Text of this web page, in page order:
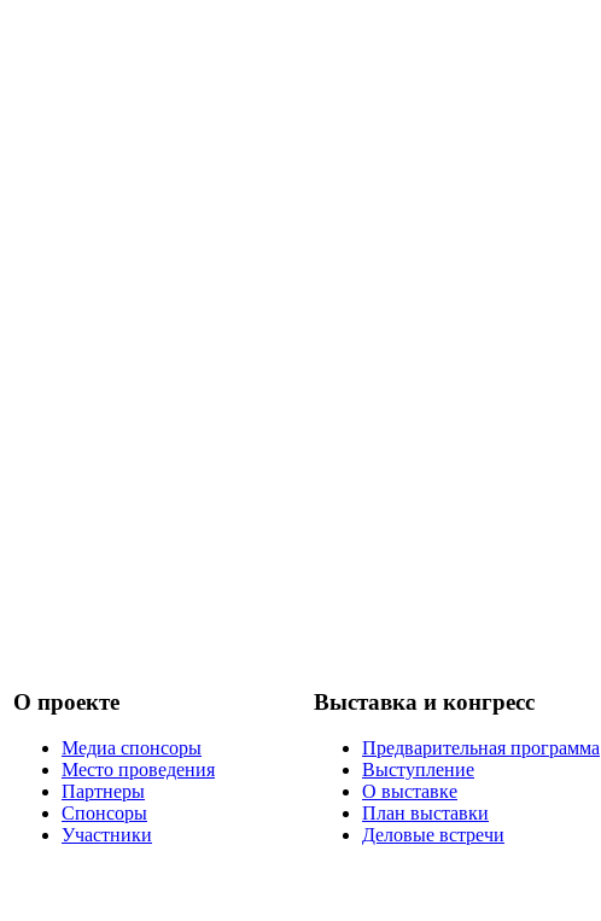
О проекте
Медиа спонсоры
Место проведения
Партнеры
Спонсоры
Участники
Выставка и конгресс
Предварительная программа
Выступление
О выставке
План выставки
Деловые встречи